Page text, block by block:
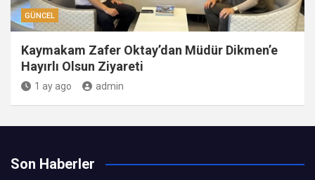
GÜNCEL
Kaymakam Zafer Oktay’dan Müdür Dikmen’e
Hayırlı Olsun Ziyareti
1 ay ago admin
Son Haberler